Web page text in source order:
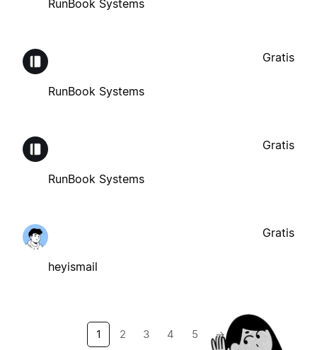
RunBook Systems
RunBook Systems
Gratis
RunBook Systems
Gratis
heyismail
Gratis
1 2 3 4 5 →